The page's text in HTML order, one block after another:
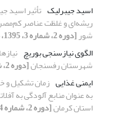
اسید جیبرلیک تأثیر اسید
ریشه‌ای و غلظت عناصر
شور[دوره 2، شماره 3، 1395، صفحه 56-36]
الگوی نیازسنجی بوریچ
شهرستان رفسنجان[دوره 2، شماره 3، 1395، صفحه 36-17]
ایمنی غذایی زمان تشکیل و
به عنوان منابع آلودگی به
استان کرمان[دوره 2، شماره 4، 1395، صفحه 60-75]